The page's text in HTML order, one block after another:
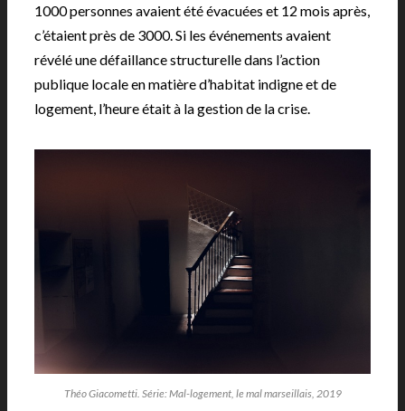
1000 personnes avaient été évacuées et 12 mois après,
c’étaient près de 3000. Si les événements avaient
révélé une défaillance structurelle dans l’action
publique locale en matière d’habitat indigne et de
logement, l’heure était à la gestion de la crise.
Théo Giacometti. Série: Mal-logement, le mal marseillais, 2019